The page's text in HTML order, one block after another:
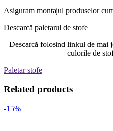
Asiguram montajul produselor
Descarcă paletarul de stofe
Descarcă folosind linkul de mai
culorile de
Paletar stofe
Related products
-15%